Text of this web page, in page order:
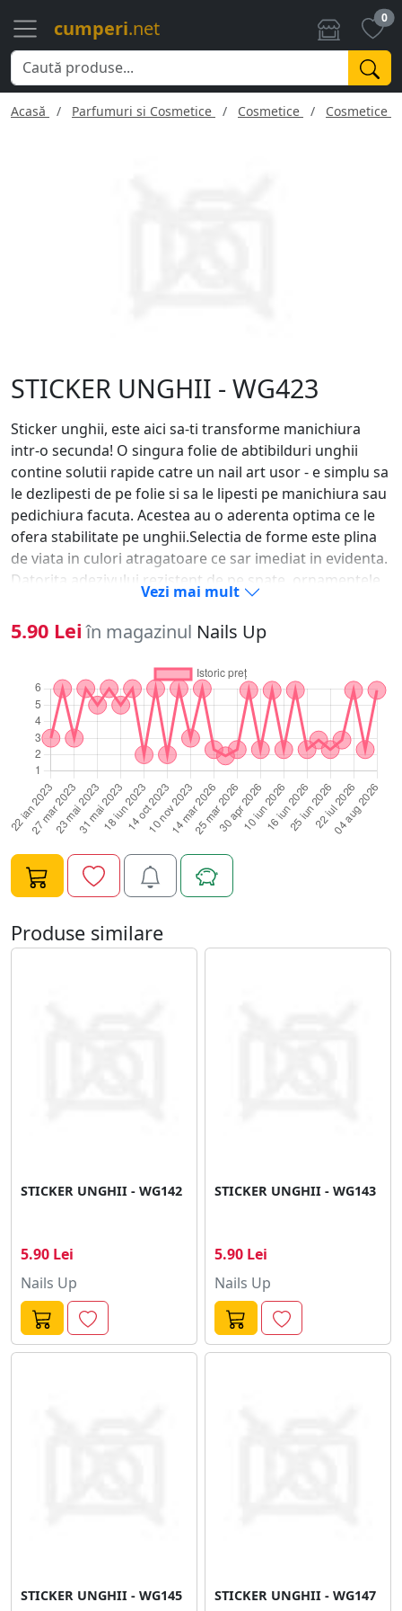
cumperi.net 0
Acasă Parfumuri si Cosmetice Cosmetice Cosmetice
STICKER UNGHII - WG423
Sticker unghii, este aici sa-ti transforme manichiura
intr-o secunda! O singura folie de abtibilduri unghii
contine solutii rapide catre un nail art usor - e simplu sa
le dezlipesti de pe folie si sa le lipesti pe manichiura sau
pedichiura facuta. Acestea au o aderenta optima ce le
ofera stabilitate pe unghii.Selectia de forme este plina
de viata in culori atragatoare ce sar imediat in evidenta.
Datorita adezivului rezistent de pe spate, ornamentele
se fixeaza usor pe oja clasica, oja semipermanenta, pe
unghia naturala sau tehnica pentru saptamani in sir.-
Alege modelul dorit si dezlipeste-l cu unghia. - Aplica un
strat de oja si las-o sa se usuce.- Aseaza modelul pe
unghie si preseaza-l usor de cateva ori.- Pentru
rezultate de lunga durata, sigileaza ornamentele unghii
sub un strat de top coat.
Vezi mai mult
5.90 Lei în magazinul Nails Up
Produse similare
STICKER UNGHII - WG142
5.90 Lei
Nails Up
STICKER UNGHII - WG143
5.90 Lei
Nails Up
STICKER UNGHII - WG145 STICKER UNGHII - WG147